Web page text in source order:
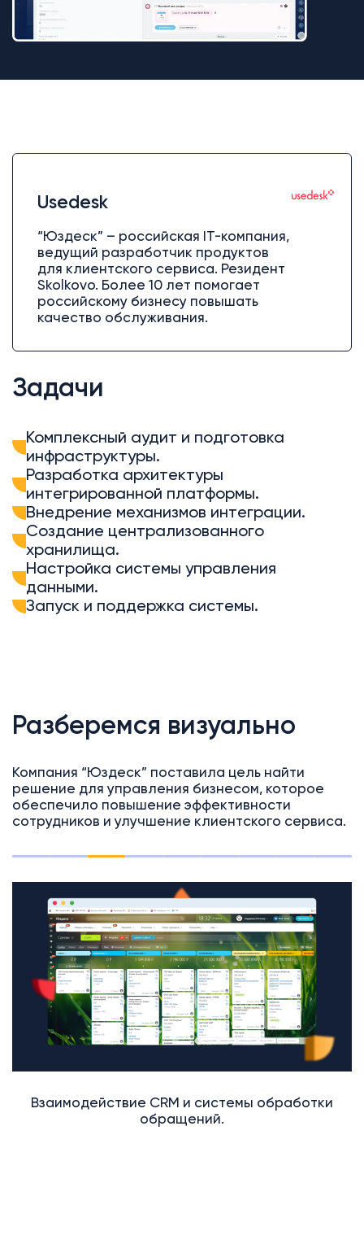
Usedesk
“Юздеск” – российская IT-компания,
ведущий разработчик продуктов
для клиентского сервиса. Резидент
Skolkovo. Более 10 лет помогает
российскому бизнесу повышать
качество обслуживания.
Задачи
Комплексный аудит и подготовка
инфраструктуры.
Разработка архитектуры
интегрированной платформы.
Внедрение механизмов интеграции.
Создание централизованного
хранилища.
Настройка системы управления
данными.
Запуск и поддержка системы.
Разберемся визуально
Компания “Юздеск” поставила цель найти
решение для управления бизнесом, которое
обеспечило повышение эффективности
сотрудников и улучшение клиентского сервиса.
Взаимодействие CRM и системы обработки
обращений.